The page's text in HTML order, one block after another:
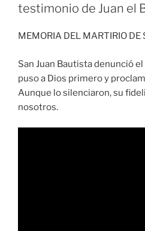
testimonio de Juan el
MEMORIA DEL MARTIRIO DE
San Juan Bautista denunció
puso a Dios primero y
Aunque lo silenciaron, su
nosotros.